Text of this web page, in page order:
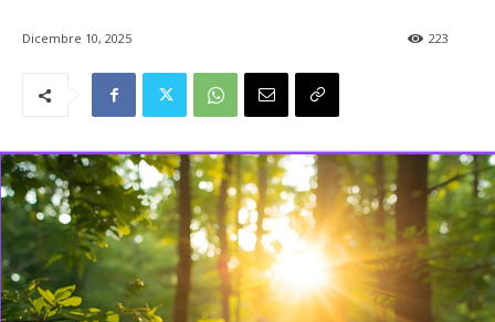
Dicembre 10, 2025 223